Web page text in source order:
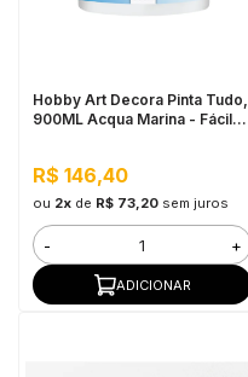
Hobby Art Decora Pinta Tudo,
900ML Acqua Marina - Fácil
R$ 146,40
ou 2xde R$ 73,20 sem juros
- +
ADICIONAR